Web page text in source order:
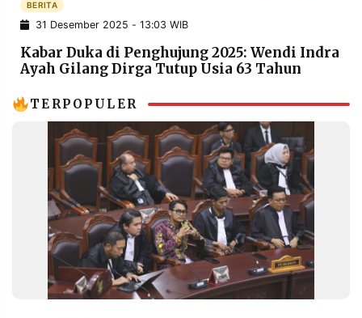
POLICY
INFORMASI
IKLAN
KIRIM
TULISAN
OF
SERVICE
IKUTI
KAMI
BERITA
31 Desember 2025 - 13:03 WIB
Kabar Duka di Penghujung 2025: Wendi Indra
Ayah Gilang Dirga Tutup Usia 63 Tahun
TERPOPULER